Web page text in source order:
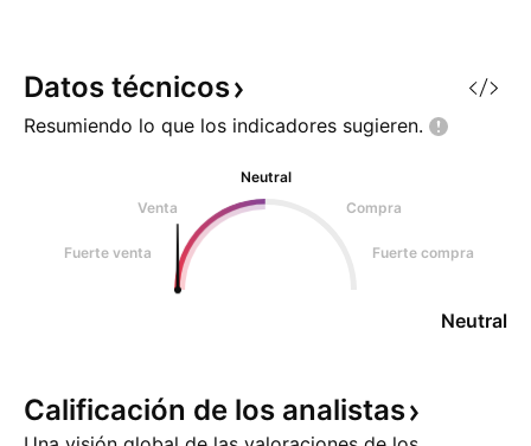
Datos técnicos
Resumiendo lo que los indicadores sugieren.
Neutral
Venta
Compra
Fuerte venta Fuerte compra
Neutral
Calificación de los analistas